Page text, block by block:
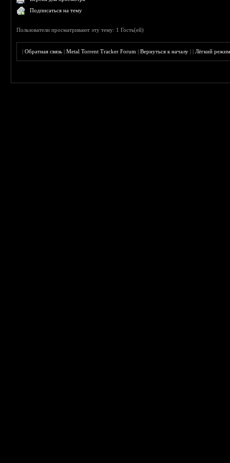
Подписаться на тему
Пользователи просматривают эту тему: 1 Гость(ей)
|Обратная связь |Metal Torrent Tracker Forum |Вернуться к началу ||Лёгкий